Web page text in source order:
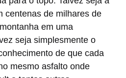
centenas de milhares de
em uma
seja simplesmente o
de que cada
mesmo asfalto onde